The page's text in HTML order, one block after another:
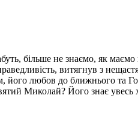
більше не знаємо, як
витягнув з
його любов до ближнього та
Миколай? Його знає